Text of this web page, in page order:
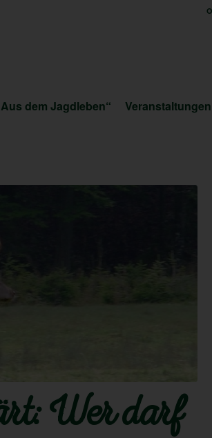
dem Jagdleben“ Veranstaltungen
Wer darf